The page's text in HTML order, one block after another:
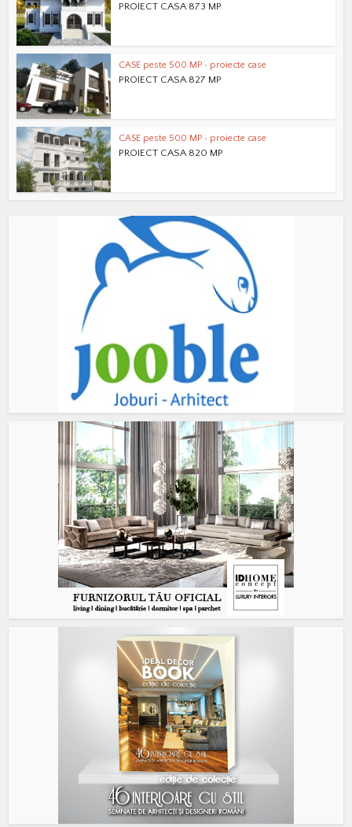
PROIECT CASA 873 MP
CASE peste 500 MP • proiecte case
PROIECT CASA 827 MP
CASE peste 500 MP • proiecte case
PROIECT CASA 820 MP